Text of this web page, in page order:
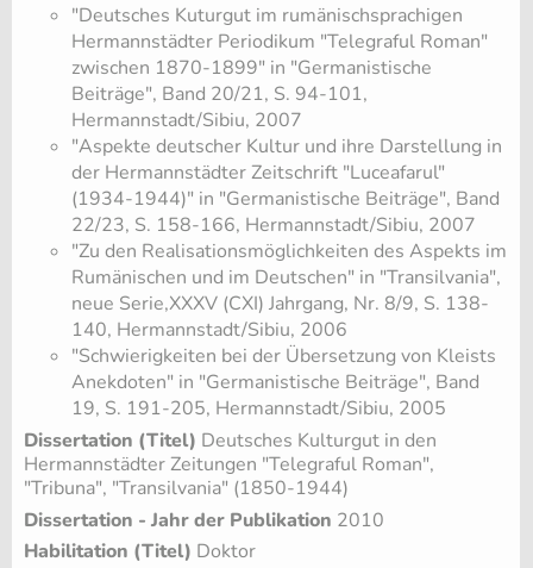
"Deutsches Kuturgut im rumänischsprachigen
Hermannstädter Periodikum "Telegraful Roman"
zwischen 1870-1899" in "Germanistische
Beiträge", Band 20/21, S. 94-101,
Hermannstadt/Sibiu, 2007
"Aspekte deutscher Kultur und ihre Darstellung in
der Hermannstädter Zeitschrift "Luceafarul"
(1934-1944)" in "Germanistische Beiträge", Band
22/23, S. 158-166, Hermannstadt/Sibiu, 2007
"Zu den Realisationsmöglichkeiten des Aspekts im
Rumänischen und im Deutschen" in "Transilvania",
neue Serie,XXXV (CXI) Jahrgang, Nr. 8/9, S. 138-
140, Hermannstadt/Sibiu, 2006
"Schwierigkeiten bei der Übersetzung von Kleists
Anekdoten" in "Germanistische Beiträge", Band
19, S. 191-205, Hermannstadt/Sibiu, 2005
Dissertation (Titel) Deutsches Kulturgut in den
Hermannstädter Zeitungen "Telegraful Roman",
"Tribuna", "Transilvania" (1850-1944)
Dissertation - Jahr der Publikation 2010
Habilitation (Titel) Doktor